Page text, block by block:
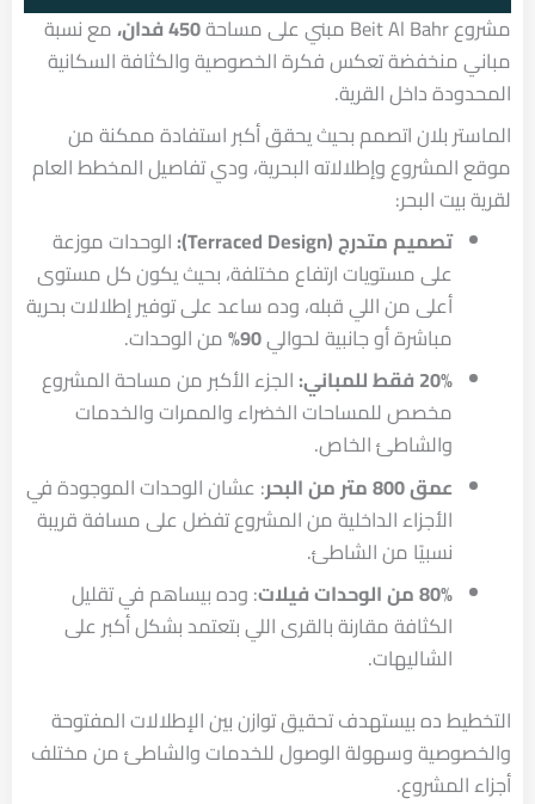
مشروع Beit Al Bahr مبني على مساحة
مع نسبة
مباني منخفضة تعكس فكرة الخصوصية والكثافة السكانية
المحدودة داخل القرية.
الماستر بلان اتصمم بحيث يحقق أكبر استفادة ممكنة من
موقع المشروع وإطلالاته البحرية، ودي تفاصيلالمخطط العام
لقرية بيت البحر:
تصميم متدرج (Terraced Design):
الوحدات موزعة
على مستويات ارتفاع مختلفة، بحيث يكون كل مستوى
أعلى من اللي قبله، وده ساعد على توفير إطلالات بحرية
مباشرة أو جانبية لحوالي90%
من الوحدات.
20% فقط للمباني:
الجزء الأكبر من مساحة المشروع
مخصص للمساحات الخضراء والممرات والخدمات
والشاطئ الخاص.
عمق 800 متر من البحر
: عشان الوحدات الموجودة في
الأجزاء الداخلية من المشروع تفضل على مسافة قريبة
نسبيًا من الشاطئ.
80% من الوحدات فيلات
: وده بيساهم في تقليل
الكثافة مقارنة بالقرى اللي بتعتمد بشكل أكبر على
الشاليهات.
التخطيط ده بيستهدف تحقيق توازن بين الإطلالات المفتوحة
والخصوصية وسهولة الوصول للخدمات والشاطئ من مختلف
أجزاء المشروع.